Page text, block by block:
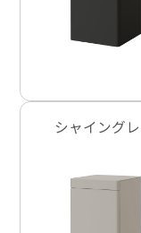
シャイング